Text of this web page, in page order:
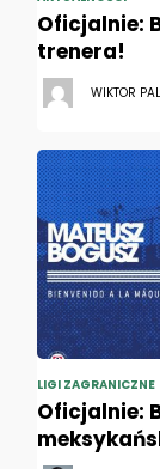
Oficjalnie:
trenera!
WIKTOR
LIGI ZAGRANICZNE
Oficjalnie: